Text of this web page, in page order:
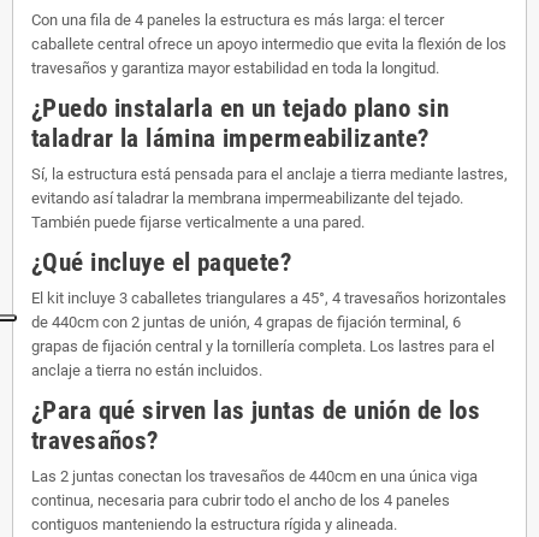
Con una fila de 4 paneles la estructura es más larga: el tercer
caballete central ofrece un apoyo intermedio que evita la flexión de los
travesaños y garantiza mayor estabilidad en toda la longitud.
¿Puedo instalarla en un tejado plano sin
taladrar la lámina impermeabilizante?
Sí, la estructura está pensada para el anclaje a tierra mediante lastres,
evitando así taladrar la membrana impermeabilizante del tejado.
También puede fijarse verticalmente a una pared.
¿Qué incluye el paquete?
El kit incluye 3 caballetes triangulares a 45°, 4 travesaños horizontales
de 440cm con 2 juntas de unión, 4 grapas de fijación terminal, 6
grapas de fijación central y la tornillería completa. Los lastres para el
anclaje a tierra no están incluidos.
¿Para qué sirven las juntas de unión de los
travesaños?
Las 2 juntas conectan los travesaños de 440cm en una única viga
continua, necesaria para cubrir todo el ancho de los 4 paneles
contiguos manteniendo la estructura rígida y alineada.